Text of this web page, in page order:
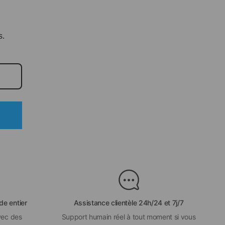
entier
des
Assistance clientèle 24h/24 et 7j/7
Support humain réel à tout moment si vous